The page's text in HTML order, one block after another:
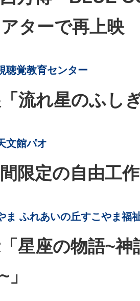
ターで再上映
聴覚教育センター
流れ星のふし
文館パオ
限定の自由工作
ま ふれあいの丘すこやま福
星座の物語~